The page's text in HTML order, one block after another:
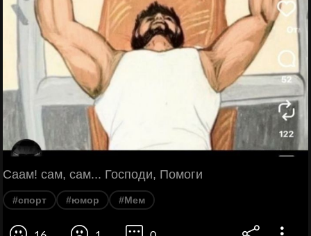
Саам! сам, сам... Господи, Помоги
#спорт #юмор #Мем